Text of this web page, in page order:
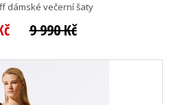
dámské večerní šaty
9 990 Kč